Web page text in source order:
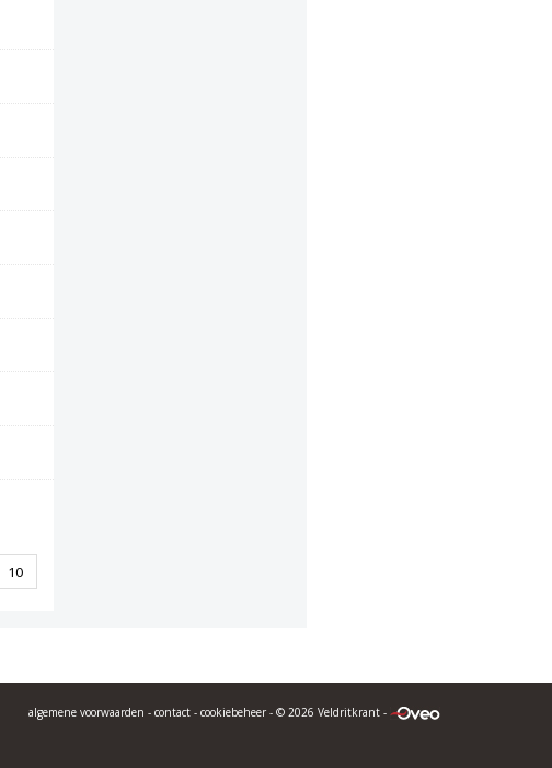
10
algemene voorwaarden - contact - cookiebeheer - © 2026 Veldritkrant -